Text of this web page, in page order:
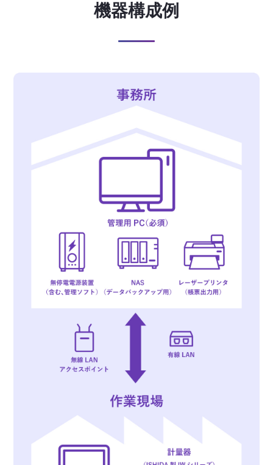
機器構成例